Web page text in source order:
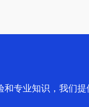
和专业知识，我们